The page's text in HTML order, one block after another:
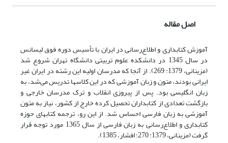
اصل مقاله
آموزش کتابداری و اطلاع‌رسانی در ایران با تأسیس دوره فوق لیسانس
در سال 1345 در دانشکده علوم تربیتی دانشگاه تهران شروع شد
(مزینانی، 1379: 269). از آنجا که مدرسان اولیه این رشته در ایران غیر
ایرانی بودند، متون و زبان آموزشی که در این کلاسها تدریس می‌شد، به
زبان انگلیسی بود. پس از پیروزی انقلاب و ترک مدرسان خارجی و
بازگشت تعدادی از کتابداران تحصیل کرده خارج از کشور، نیاز به متون
آموزشی به زبان فارسی احساس شد. از این رو، ترجمه کتابهای حوزه
کتابداری و اطلاع‌رسانی به زبان فارسی از سال 1365 مورد توجه قرار
گرفت (مزینانی، 1379: 270؛ افشار، 1385).